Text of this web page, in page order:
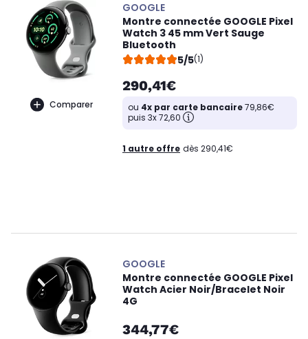
Comparer
GOOGLE
Montre connectée GOOGLE Pixel
Watch 3 45 mm Vert Sauge
Bluetooth
5/5(1)
290,41€
ou 4x par carte bancaire79,86€
puis 3x 72,60
1 autre offre dès 290,41€
GOOGLE
Montre connectée GOOGLE Pixel
Watch Acier Noir/Bracelet Noir
4G
344,77€